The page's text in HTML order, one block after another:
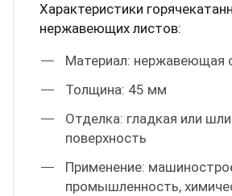
Характеристики
нержавеющих листов:
Материал: нержавеющая
Толщина: 45 мм
Отделка: гладкая или
поверхность
Применение:
промышленность,